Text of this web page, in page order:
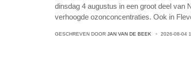
dinsdag 4 augustus in een groot deel van
verhoogde ozonconcentraties. Ook in
GESCHREVEN DOOR JAN VAN DE BEEK 2026-08-04